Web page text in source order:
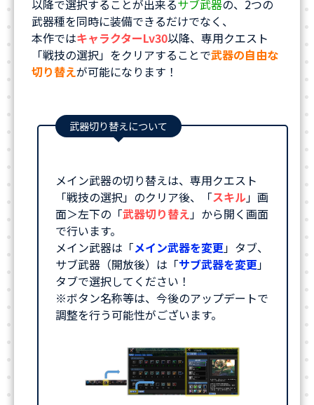
以降で選択することが出来るサブ武器の、2つの
武器種を同時に装備できるだけでなく、
本作ではキャラクターLv30以降、専用クエスト
「戦技の選択」をクリアすることで武器の自由な
切り替えが可能になります！
武器切り替えについて
メイン武器の切り替えは、専用クエスト
「戦技の選択」のクリア後、「スキル」画
面＞左下の「武器切り替え」から開く画面
で行います。
メイン武器は「メイン武器を変更」タブ、
サブ武器（開放後）は「サブ武器を変更」
タブで選択してください！
※ボタン名称等は、今後のアップデートで
調整を行う可能性がございます。